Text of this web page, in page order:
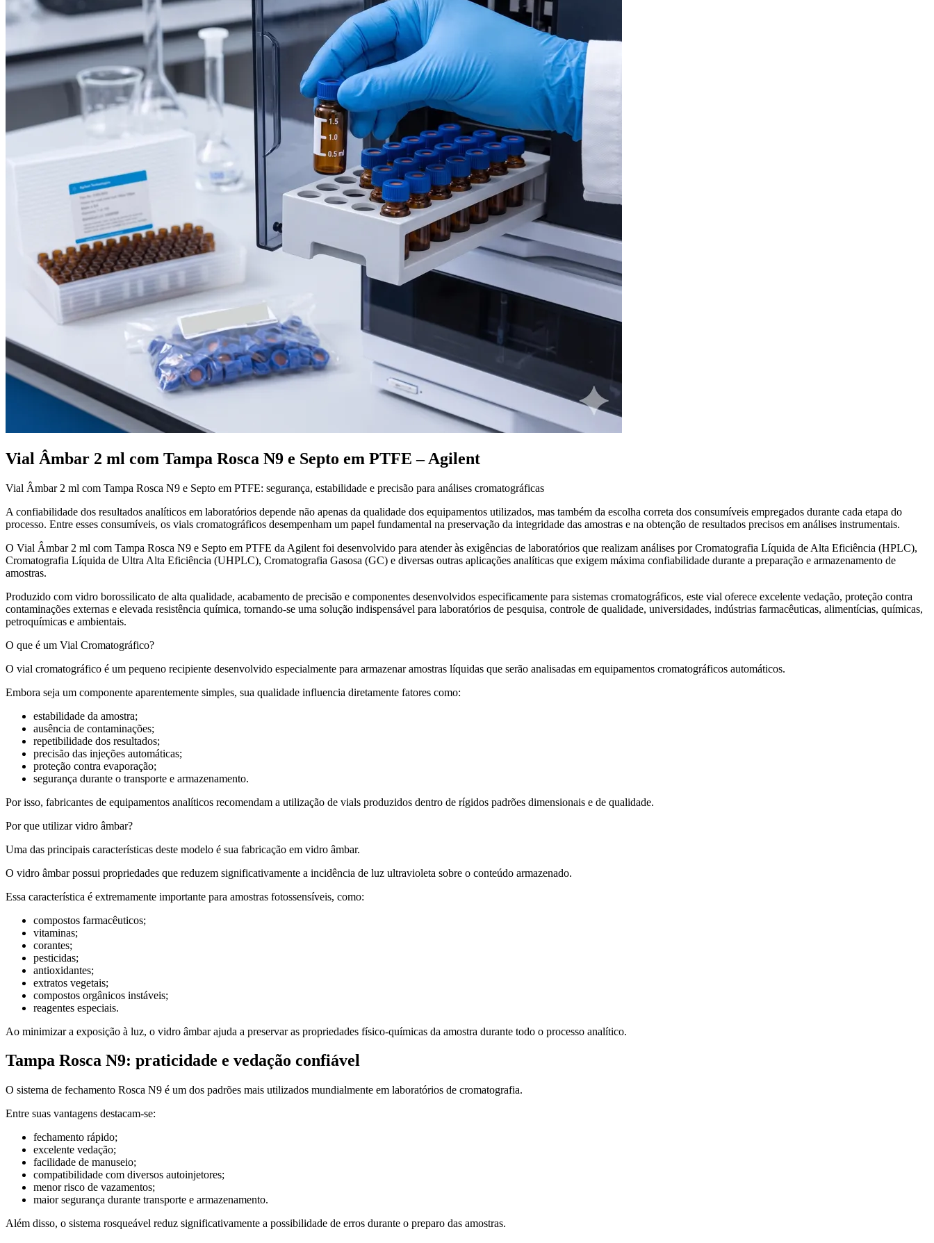
Vial Âmbar 2 ml com Tampa Rosca N9 e Septo em PTFE – Agilent
Vial Âmbar 2 ml com Tampa Rosca N9 e Septo em PTFE: segurança, estabilidade e precisão para análises cromatográficas
A confiabilidade dos resultados analíticos em laboratórios depende não apenas da qualidade dos equipamentos utilizados, mas também da escolha correta dos consumíveis empregados durante cada etapa do
processo. Entre esses consumíveis, os vials cromatográficos desempenham um papel fundamental na preservação da integridade das amostras e na obtenção de resultados precisos em análises instrumentais.
O Vial Âmbar 2 ml com Tampa Rosca N9 e Septo em PTFE da Agilent foi desenvolvido para atender às exigências de laboratórios que realizam análises por Cromatografia Líquida de Alta Eficiência (HPLC),
Cromatografia Líquida de Ultra Alta Eficiência (UHPLC), Cromatografia Gasosa (GC) e diversas outras aplicações analíticas que exigem máxima confiabilidade durante a preparação e armazenamento de
amostras.
Produzido com vidro borossilicato de alta qualidade, acabamento de precisão e componentes desenvolvidos especificamente para sistemas cromatográficos, este vial oferece excelente vedação, proteção contra
contaminações externas e elevada resistência química, tornando-se uma solução indispensável para laboratórios de pesquisa, controle de qualidade, universidades, indústrias farmacêuticas, alimentícias, químicas,
petroquímicas e ambientais.
O que é um Vial Cromatográfico?
O vial cromatográfico é um pequeno recipiente desenvolvido especialmente para armazenar amostras líquidas que serão analisadas em equipamentos cromatográficos automáticos.
Embora seja um componente aparentemente simples, sua qualidade influencia diretamente fatores como:
estabilidade da amostra;
ausência de contaminações;
repetibilidade dos resultados;
precisão das injeções automáticas;
proteção contra evaporação;
segurança durante o transporte e armazenamento.
Por isso, fabricantes de equipamentos analíticos recomendam a utilização de vials produzidos dentro de rígidos padrões dimensionais e de qualidade.
Por que utilizar vidro âmbar?
Uma das principais características deste modelo é sua fabricação em vidro âmbar.
O vidro âmbar possui propriedades que reduzem significativamente a incidência de luz ultravioleta sobre o conteúdo armazenado.
Essa característica é extremamente importante para amostras fotossensíveis, como:
compostos farmacêuticos;
vitaminas;
corantes;
pesticidas;
antioxidantes;
extratos vegetais;
compostos orgânicos instáveis;
reagentes especiais.
Ao minimizar a exposição à luz, o vidro âmbar ajuda a preservar as propriedades físico-químicas da amostra durante todo o processo analítico.
Tampa Rosca N9: praticidade e vedação confiável
O sistema de fechamento Rosca N9 é um dos padrões mais utilizados mundialmente em laboratórios de cromatografia.
Entre suas vantagens destacam-se:
fechamento rápido;
excelente vedação;
facilidade de manuseio;
compatibilidade com diversos autoinjetores;
menor risco de vazamentos;
maior segurança durante transporte e armazenamento.
Além disso, o sistema rosqueável reduz significativamente a possibilidade de erros durante o preparo das amostras.